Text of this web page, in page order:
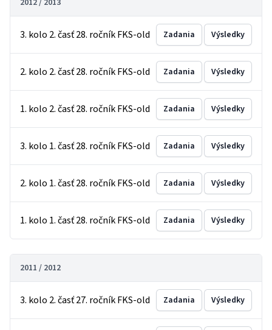
2012 / 2013
3. kolo 2. časť 28. ročník FKS-old Zadania Výsledky
2. kolo 2. časť 28. ročník FKS-old Zadania Výsledky
1. kolo 2. časť 28. ročník FKS-old Zadania Výsledky
3. kolo 1. časť 28. ročník FKS-old Zadania Výsledky
2. kolo 1. časť 28. ročník FKS-old Zadania Výsledky
1. kolo 1. časť 28. ročník FKS-old Zadania Výsledky
2011 / 2012
3. kolo 2. časť 27. ročník FKS-old Zadania Výsledky